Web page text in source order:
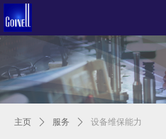
主页 ꄲ 服务 ꄲ 设备维保能力